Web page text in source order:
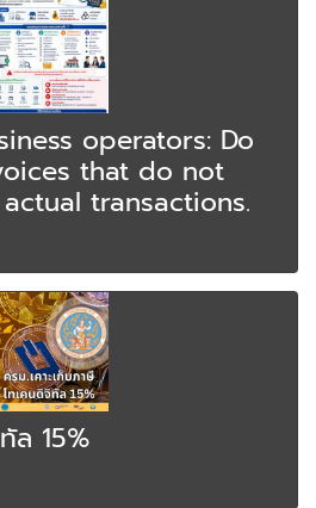
operators: Do
that do not
transactions.
ล 15%